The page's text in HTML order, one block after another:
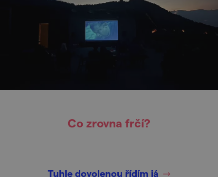
Co zrovna frčí?
Tuhle dovolenou řídím já